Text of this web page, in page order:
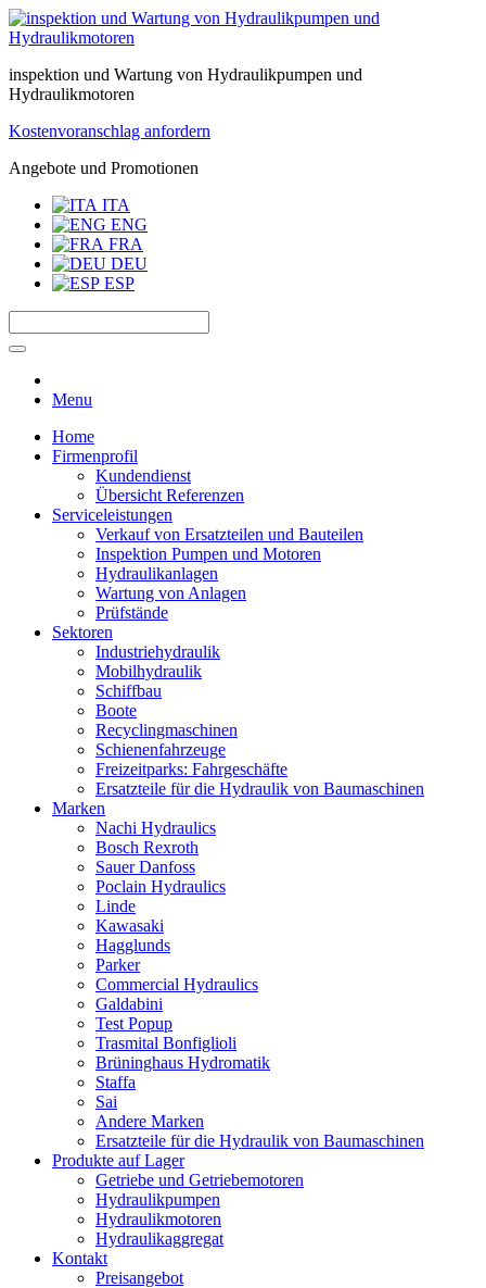
inspektion und Wartung von Hydraulikpumpen und
Hydraulikmotoren
Kostenvoranschlag anfordern
Angebote und Promotionen
ITA
ENG
FRA
DEU
ESP
Menu
Home
Firmenprofil
Kundendienst
Übersicht Referenzen
Serviceleistungen
Verkauf von Ersatzteilen und Bauteilen
Inspektion Pumpen und Motoren
Hydraulikanlagen
Wartung von Anlagen
Prüfstände
Sektoren
Industriehydraulik
Mobilhydraulik
Schiffbau
Boote
Recyclingmaschinen
Schienenfahrzeuge
Freizeitparks: Fahrgeschäfte
Ersatzteile für die Hydraulik von Baumaschinen
Marken
Nachi Hydraulics
Bosch Rexroth
Sauer Danfoss
Poclain Hydraulics
Linde
Kawasaki
Hagglunds
Parker
Commercial Hydraulics
Galdabini
Test Popup
Trasmital Bonfiglioli
Brüninghaus Hydromatik
Staffa
Sai
Andere Marken
Ersatzteile für die Hydraulik von Baumaschinen
Produkte auf Lager
Getriebe und Getriebemotoren
Hydraulikpumpen
Hydraulikmotoren
Hydraulikaggregat
Kontakt
Preisangebot